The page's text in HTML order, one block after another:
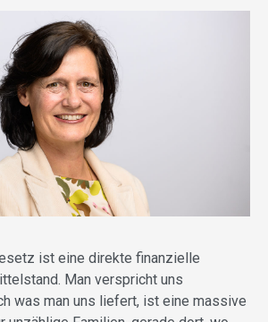
ist eine direkte finanzielle
Man verspricht uns
was man uns liefert, ist eine massive